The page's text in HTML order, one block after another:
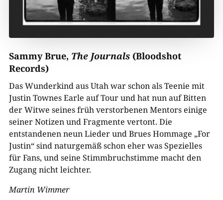
Sammy Brue, The Journals(Bloodshot
Records)
Das Wunderkind aus Utah war schon als Teenie mit
Justin Townes Earle auf Tour und hat nun auf Bitten
der Witwe seines früh verstorbenen Mentors einige
seiner Notizen und Fragmente vertont. Die
entstandenen neun Lieder und Brues Hommage „For
Justin“ sind naturgemäß schon eher was Spezielles
für Fans, und seine Stimmbruchstimme macht den
Zugang nicht leichter.
Martin Wimmer